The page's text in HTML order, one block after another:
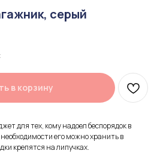
серый
в корзину
для тех, кому надоел беспорядок в
его можно хранить в
крепятся на липучках.